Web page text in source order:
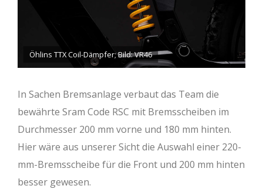
Öhlins TTX Coil-Dämpfer; Bild: VR46
In Sachen Bremsanlage verbaut das Team die
bewährte Sram Code RSC mit Bremsscheiben im
Durchmesser 200 mm vorne und 180 mm hinten.
Hier wäre aus unserer Sicht die Auswahl einer 220-
mm-Bremsscheibe für die Front und 200 mm hinten
besser gewesen.